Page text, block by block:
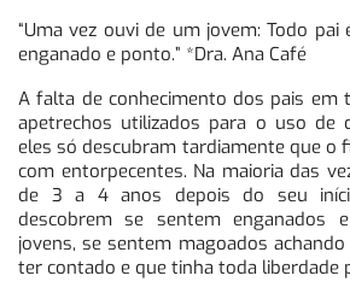
“Uma vez ouvi de um jovem: Todo
enganado e ponto.” *Dra. Ana Café
A falta de conhecimento dos pais em
apetrechos utilizados para o uso de
eles só descubram tardiamente que o
com entorpecentes. Na maioria das
de 3 a 4 anos depois do seu
descobrem se sentem enganados
jovens, se sentem magoados
ter contado e que tinha toda liberdade